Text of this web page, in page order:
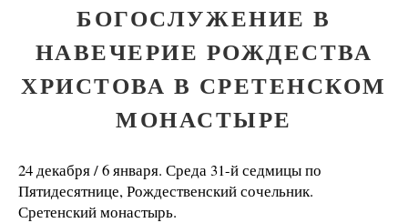
БОГОСЛУЖЕНИЕ В
НАВЕЧЕРИЕ РОЖДЕСТВА
ХРИСТОВА В СРЕТЕНСКОМ
МОНАСТЫРЕ
24 декабря / 6 января. Среда 31-й седмицы по
Пятидесятнице, Рождественский сочельник.
Сретенский монастырь.